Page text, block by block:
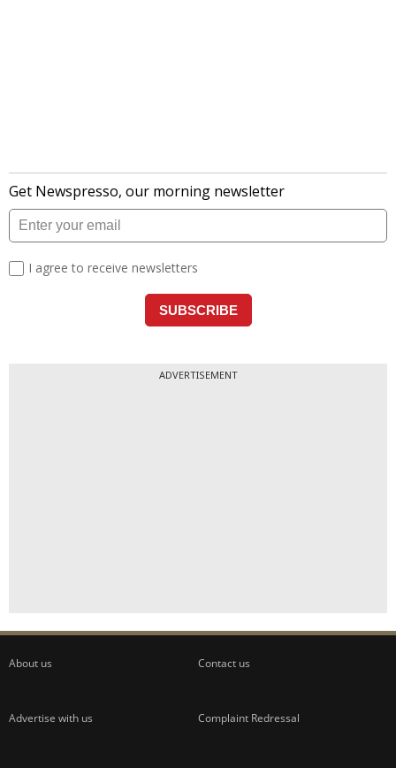
ADVERTISEMENT
About us Contact us
Advertise with us Complaint Redressal